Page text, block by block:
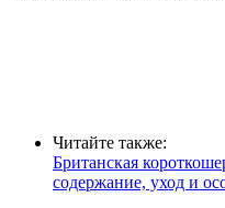
Читайте также:
Британская
содержание, уход и